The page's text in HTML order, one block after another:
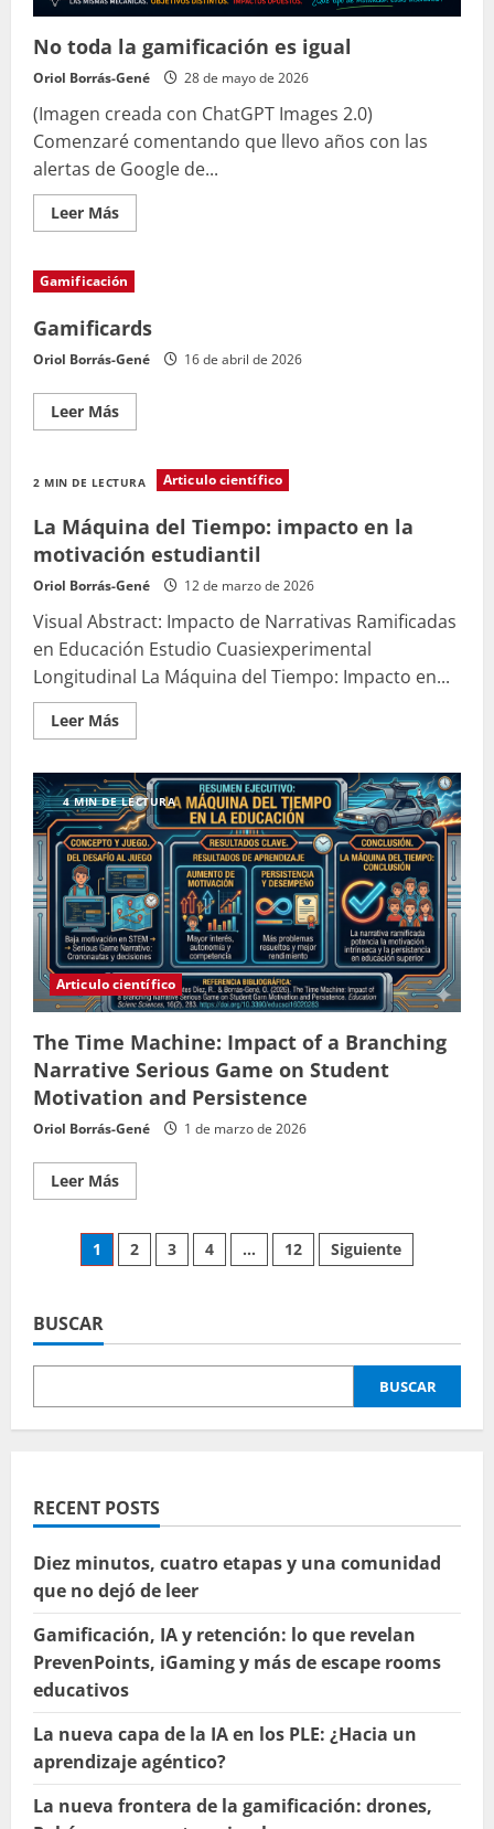
No toda la gamificación es igual
Oriol Borrás-Gené 28 de mayo de 2026
(Imagen creada con ChatGPT Images 2.0)
Comenzaré comentando que llevo años con las
alertas de Google de...
Leer MásLeer
más
No
toda
gamificación
es
igual
Gamificación
Gamificards
Oriol Borrás-Gené 16 de abril de 2026
Leer MásLeer
más
Gamificards
2 MIN DE LECTURA Articulo científico
La Máquina del Tiempo: impacto en la
motivación estudiantil
Oriol Borrás-Gené 12 de marzo de 2026
Visual Abstract: Impacto de Narrativas Ramificadas
en Educación Estudio Cuasiexperimental
Longitudinal La Máquina del Tiempo: Impacto en...
Leer MásLeer
más
La
Máquina
del
Tiempo:
impacto
en
la
motivación
estudiantil
4 MIN DE LECTURA
Articulo científico
The Time Machine: Impact of a Branching
Narrative Serious Game on Student
Motivation and Persistence
Oriol Borrás-Gené 1 de marzo de 2026
Leer MásLeer
más
The
Time
Machine:
Narrative
Serious
Student
Motivation
Paginación
entradas
1 2 3 4 … 12 Siguiente
BUSCAR
BUSCAR
RECENT POSTS
Diez minutos, cuatro etapas y una comunidad
que no dejó de leer
Gamificación, IA y retención: lo que revelan
PrevenPoints, iGaming y más de escape rooms
educativos
La nueva capa de la IA en los PLE: ¿Hacia un
aprendizaje agéntico?
La nueva frontera de la gamificación: drones,